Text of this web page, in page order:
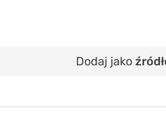
Dodaj jako